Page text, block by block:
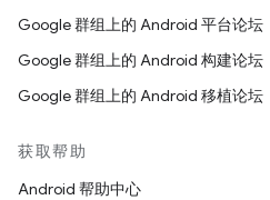
Google 群组上的 Android 平台论坛
Google 群组上的 Android 构建论坛
Google 群组上的 Android 移植论坛
获取帮助
Android 帮助中心